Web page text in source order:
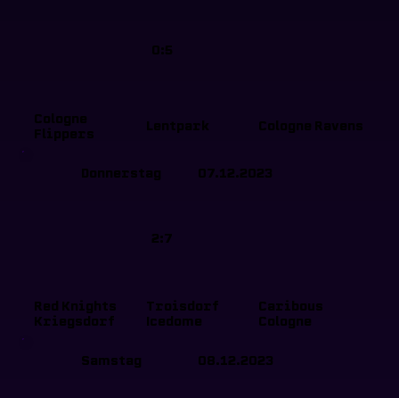
0:5
Cologne
Flippers
Lentpark Cologne Ravens
2:7
Donnerstag 07.12.2023
Red Knights
Kriegsdorf
Troisdorf
Icedome
Caribous
Cologne
Samstag 08.12.2023